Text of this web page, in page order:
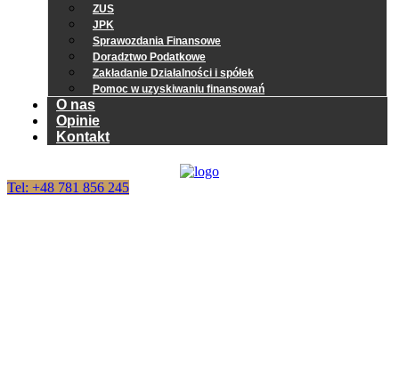
ZUS
JPK
Sprawozdania Finansowe
Doradztwo Podatkowe
Zakładanie Działalności i spółek
Pomoc w uzyskiwaniu finansowań
O nas
Opinie
Kontakt
Tel: +48 781 856 245